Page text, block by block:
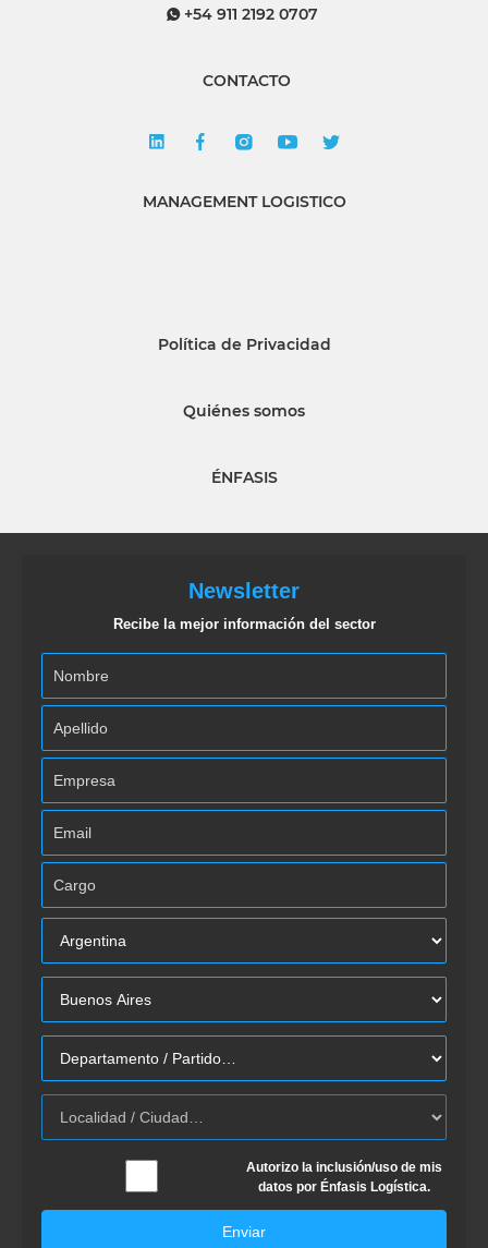
+54 911 2192 0707
CONTACTO
MANAGEMENT LOGISTICO
Política de Privacidad
Quiénes somos
ÉNFASIS
Newsletter
Recibe la mejor información del sector
Autorizo la inclusión/uso de mis
datos por Énfasis Logística.
Enviar